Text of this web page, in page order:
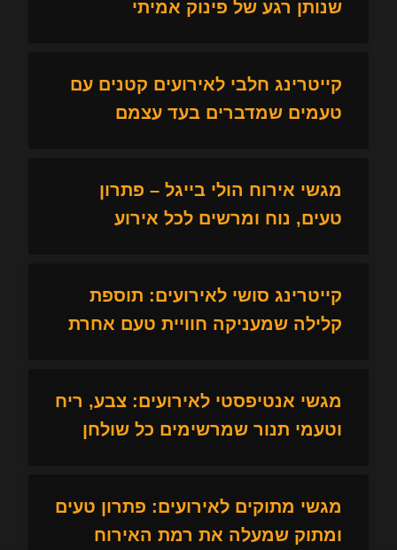
שנותן רגע של פינוק אמיתי
קייטרינג חלבי לאירועים קטנים עם
טעמים שמדברים בעד עצמם
מגשי אירוח הולי בייגל – פתרון
טעים, נוח ומרשים לכל אירוע
קייטרינג סושי לאירועים: תוספת
קלילה שמעניקה חוויית טעם אחרת
מגשי אנטיפסטי לאירועים: צבע, ריח
וטעמי תנור שמרשימים כל שולחן
מגשי מתוקים לאירועים: פתרון טעים
ומתוק שמעלה את רמת האירוח